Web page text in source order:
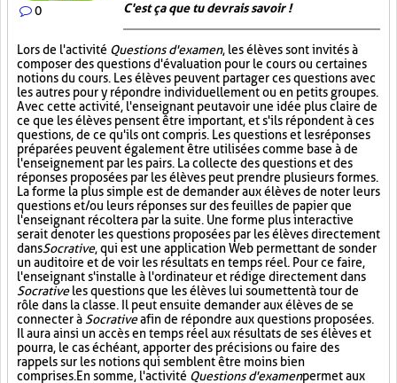
0 C'est ça que tu devrais savoir !
Lors de l'activité Questions d'examen, les élèves sont invités à
composer des questions d'évaluation pour le cours ou certaines
notions du cours. Les élèves peuvent partager ces questions avec
les autres pour y répondre individuellement ou en petits groupes.
Avec cette activité, l'enseignant peut avoir une idée plus claire de
ce que les élèves pensent être important, et s'ils répondent à ces
questions, de ce qu'ils ont compris. Les questions et les réponses
préparées peuvent également être utilisées comme base à de
l'enseignement par les pairs. La collecte des questions et des
réponses proposées par les élèves peut prendre plusieurs formes.
La forme la plus simple est de demander aux élèves de noter leurs
questions et/ou leurs réponses sur des feuilles de papier que
l'enseignant récoltera par la suite. Une forme plus interactive
serait de noter les questions proposées par les élèves directement
dansSocrative, qui est une application Web permettant de sonder
un auditoire et de voir les résultats en temps réel. Pour ce faire,
l'enseignant s'installe à l'ordinateur et rédige directement dans
Socrativeles questions que les élèves lui soumettent à tour de
rôle dans la classe. Il peut ensuite demander aux élèves de se
connecter à Socrativeafin de répondre aux questions proposées.
Il aura ainsi un accès en temps réel aux résultats de ses élèves et
pourra, le cas échéant, apporter des précisions ou faire des
rappels sur les notions qui semblent être moins bien
comprises. En somme, l'activité Questions d'examenpermet aux